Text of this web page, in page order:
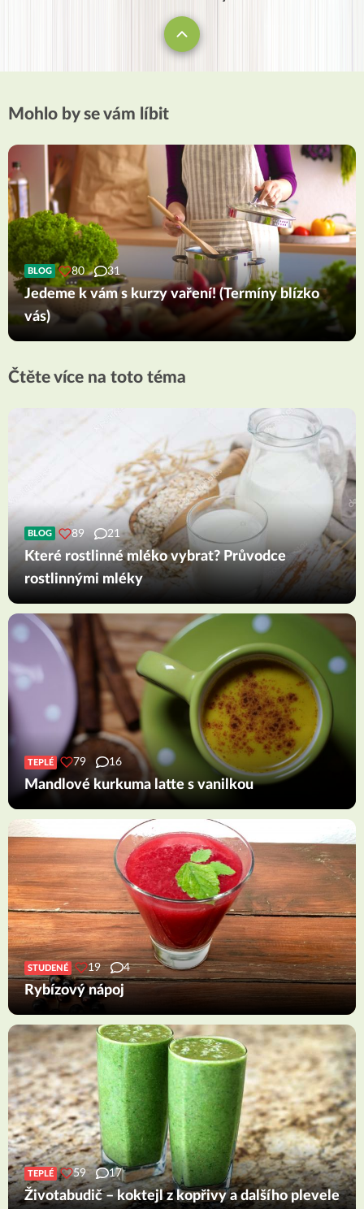
Mohlo by se vám líbit
BLOG 80 31
Jedeme k vám s kurzy vaření! (Termíny blízko
vás)
Čtěte více na toto téma
BLOG 89 21
Které rostlinné mléko vybrat? Průvodce
rostlinnými mléky
TEPLÉ 79 16
Mandlové kurkuma latte s vanilkou
STUDENÉ 19 4
Rybízový nápoj
TEPLÉ 59 17
Životabudič – koktejl z kopřivy a dalšího plevele